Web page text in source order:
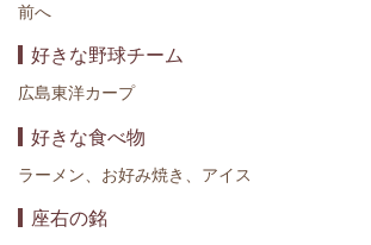
前へ
好きな野球チーム
広島東洋カープ
好きな食べ物
ラーメン、お好み焼き、アイス
座右の銘